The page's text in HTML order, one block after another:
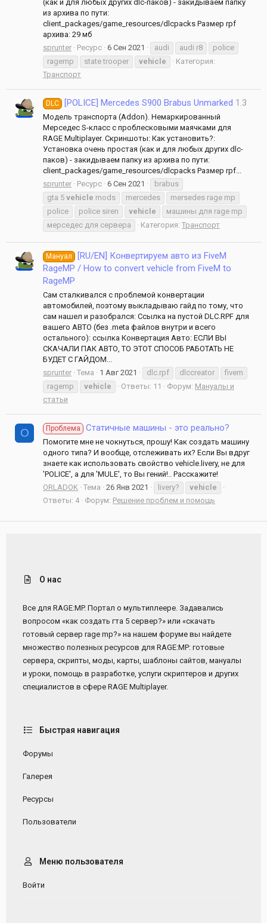
(как и для любых других dlc-паков) - закидываем папку
из архива по пути:
client_packages/game_resources/dlcpacks Размер rpf
архива: 29 мб
sprunter
Ресурс 6 Сен 2021 audi audi r8
police
ragemp
state trooper vehicle
Категория:
Транспорт
DLC [POLICE] Mercedes S900 Brabus Unmarked 1.3
Модель транспорта (Addon). Немаркированный
Мерседес S-класс с проблеcковыми маячками для
RAGE Multiplayer. Скриншоты: Как установить?:
Установка очень простая (как и для любых других dlc-
паков) - закидываем папку из архива по пути:
client_packages/game_resources/dlcpacks Размер rpf...
sprunter
Ресурс 6 Сен 2021
brabus
gta 5 vehicle mods mercedes
mersedes rage mp
police
police siren vehicle
машины для rage mp
мерседес для сервера
Категория: Транспорт
Мануал
[RU/EN] Конвертируем авто из FiveM
RageMP / How to convert vehicle from FiveM to
RageMP
Сам сталкивался с проблемой конвертации
автомобилей, поэтому выкладываю гайд по тому, что
сам нашел и разобрался: Ссылка на пустой DLC.RPF для
вашего АВТО (без .meta файлов внутри и всего
остального): ссылка Конвертация Авто: ЕСЛИ ВЫ
СКАЧАЛИ ПАК АВТО, ТО ЭТОТ СПОСОБ РАБОТАТЬ НЕ
БУДЕТ С ГАЙДОМ...
sprunter Тема 1 Авг 2021 dlc.rpf dlccreator
fivem
ragemp
vehicle Ответы: 11 Форум: Мануалы и
статьи
O Проблема Статичные машины - это реально?
Помогите мне не чокнуться, прошу! Как создать машину
одного типа? И вообще, отслеживать их? Если Вы вдруг
знаете как использовать свойство vehicle.livery, не для
'POLICE', а для 'MULE', то Вы гений!.. Расскажите!
ORLADOK
Тема 26 Янв 2021 livery?
vehicle
Ответы: 4
Форум: Решение проблем и помощь
О нас
Все для RAGE:MP. Портал о мультиплеере. Задавались
вопросом «как создать гта 5 сервер?» или «скачать
готовый сервер rage mp?» на нашем форуме вы найдете
множество полезных ресурсов для RAGE:MP: готовые
сервера, скрипты, моды, карты, шаблоны сайтов, мануалы
и уроки, помощь в разработке, услуги скриптеров и других
специалистов в сфере RAGE Multiplayer.
Быстрая навигация
Форумы
Галерея
Ресурсы
Пользователи
Меню пользователя
Войти